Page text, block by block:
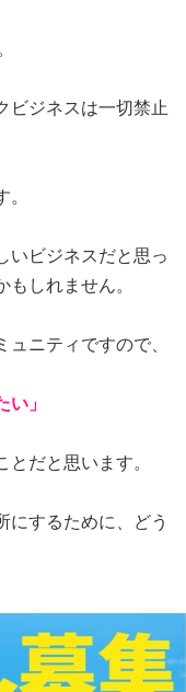
ビジネスは一切禁止
いビジネスだと思っ
しれません。
ニティですので、
い」
だと思います。
にするために、どう